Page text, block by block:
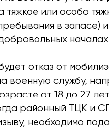
тяжкое или особо
в запасе)
отказ от
военную службу,
от 18 до 27
районный ТЦК и
необходимо